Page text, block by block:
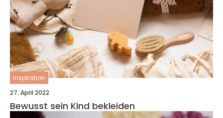
inspiration
27. April 2022
Bewusst sein Kind bekleiden